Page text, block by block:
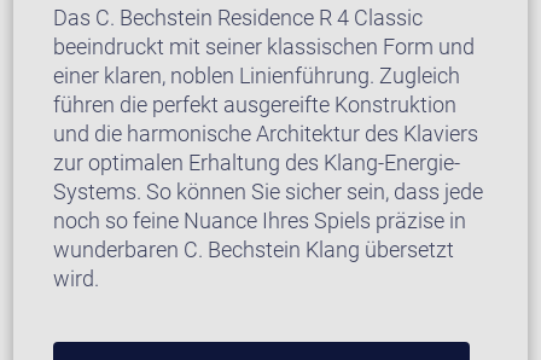
Das C. Bechstein Residence R 4 Classic
beeindruckt mit seiner klassischen Form und
einer klaren, noblen Linienführung. Zugleich
führen die perfekt ausgereifte Konstruktion
und die harmonische Architektur des Klaviers
zur optimalen Erhaltung des Klang-Energie-
Systems. So können Sie sicher sein, dass jede
noch so feine Nuance Ihres Spiels präzise in
wunderbaren C. Bechstein Klang übersetzt
wird.